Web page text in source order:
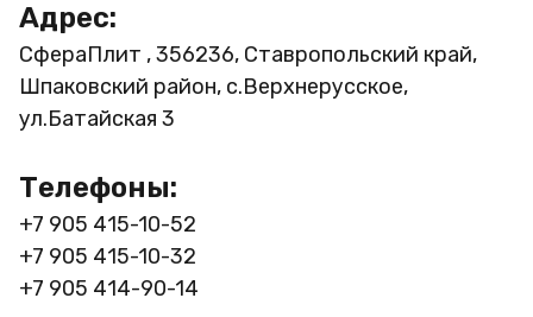
Адрес:
СфераПлит , 356236, Ставропольский край,
Шпаковский район, с.Верхнерусское,
ул.Батайская 3
Телефоны:
+7 905 415-10-52
+7 905 415-10-32
+7 905 414-90-14